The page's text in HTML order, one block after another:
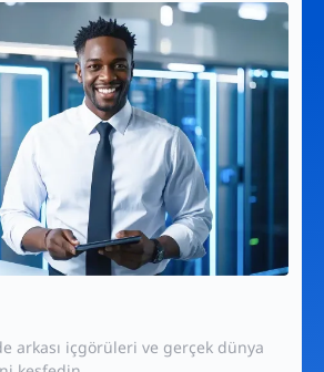
arkası içgörüleri ve gerçek dünya